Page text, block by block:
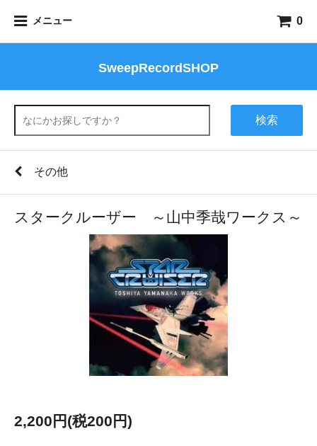
メニュー 0
SweepRecordSHOP
検索
その他
スタークルーザー ～山中季哉ワークス～
2,200円(税200円)